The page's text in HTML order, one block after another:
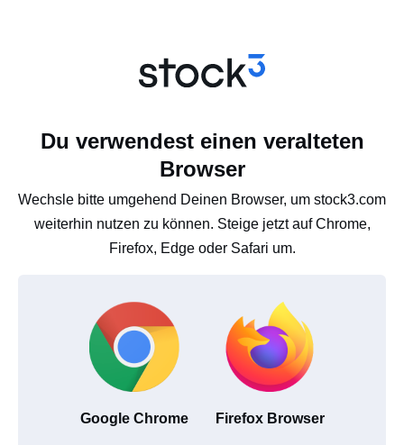
Du verwendest einen veralteten
Browser
Wechsle bitte umgehend Deinen Browser, um stock3.com
weiterhin nutzen zu können. Steige jetzt auf Chrome,
Firefox, Edge oder Safari um.
Google Chrome Firefox Browser